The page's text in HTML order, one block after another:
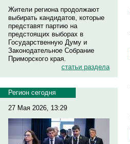
Жители региона продолжают
выбирать кандидатов, которые
представят партию на
предстоящих выборах в
Государственную Думу и
Законодательное Собрание
Приморского края.
статьи раздела
Регион сегодня
27 Мая 2026, 13:29